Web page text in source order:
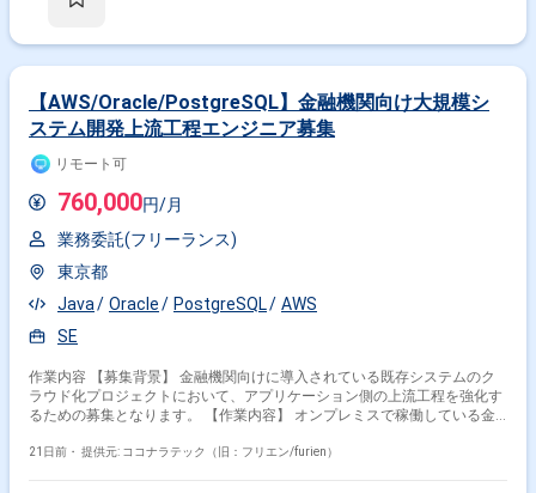
【AWS/Oracle/PostgreSQL】金融機関向け大規模シ
ステム開発上流工程エンジニア募集
リモート可
760,000円/月
業務委託(フリーランス)
東京都
Java
Oracle PostgreSQL
AWS
SE
作業内容 【募集背景】 金融機関向けに導入されている既存システムのク
ラウド化プロジェクトにおいて、アプリケーション側の上流工程を強化す
るための募集となります。 【作業内容】 オンプレミスで稼働している金
ウェアのバージョンアップ対応およびDBをOracleからPostgreSQLへ変更
21日前・ 提供元: ココナラテック（旧：フリエン/furien）